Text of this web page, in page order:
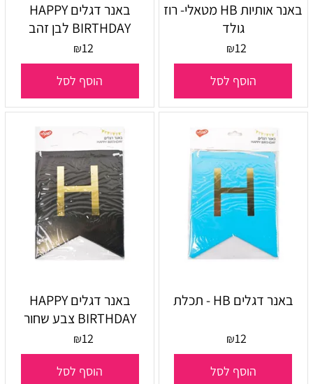
באנר אותיות HB מטאלי- רוז
גולד
₪12
הוסף לסל
באנר דגלים HAPPY
BIRTHDAY לבן זהב
₪12
הוסף לסל
באנר דגלים HB - תכלת
₪12
הוסף לסל
באנר דגלים HAPPY
BIRTHDAY צבע שחור
₪12
הוסף לסל